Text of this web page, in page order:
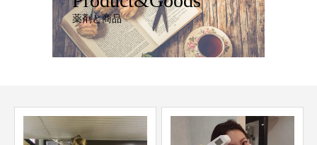
薬剤と商品